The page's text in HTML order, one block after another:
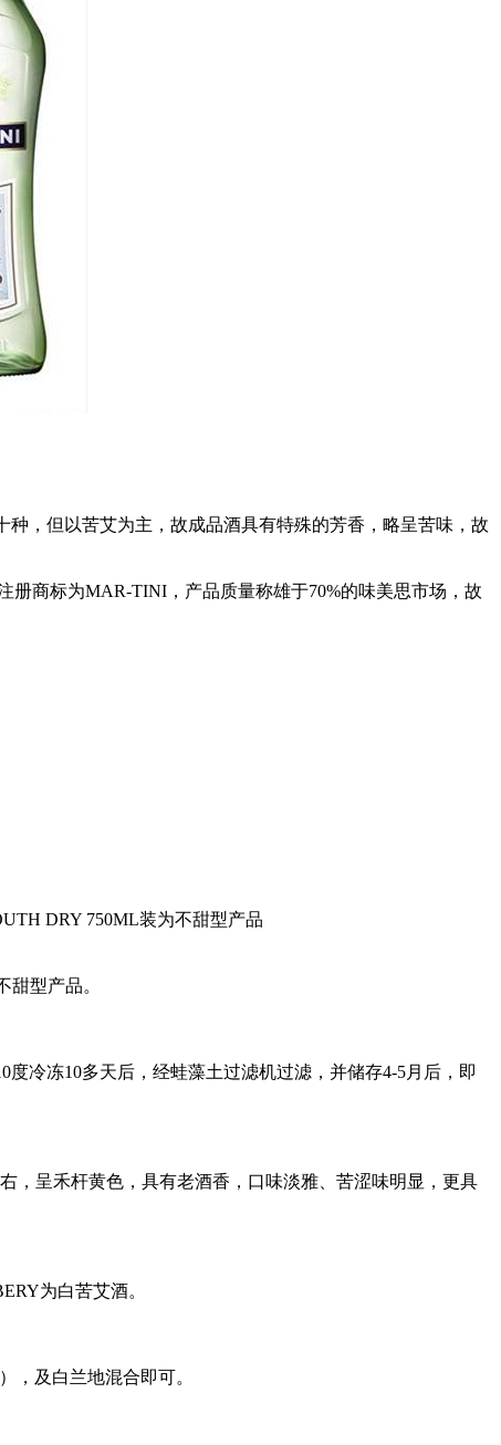
，但以苦艾为主，故成品酒具有特殊的芳香，略呈苦味，故
商标为MAR-TINI，产品质量称雄于70%的味美思市场，故
DRY 750ML装为不甜型产品
甜型产品。
冷冻10多天后，经蛙藻土过滤机过滤，并储存4-5月后，即
呈禾杆黄色，具有老酒香，口味淡雅、苦涩味明显，更具
为白苦艾酒。
，及白兰地混合即可。